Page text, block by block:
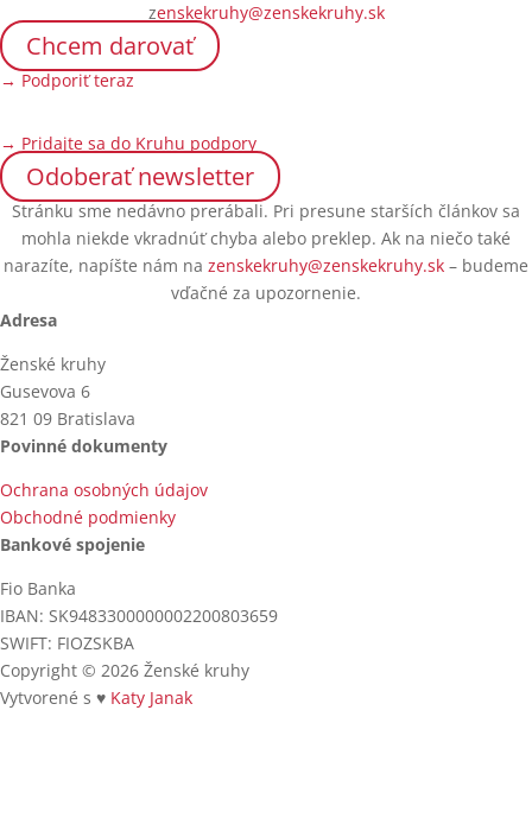
zenskekruhy@zenskekruhy.sk
Chcem darovať
→ Podporiť teraz
→ Pridajte sa do Kruhu podpory
Odoberať newsletter
Stránku sme nedávno prerábali. Pri presune starších článkov sa
mohla niekde vkradnúť chyba alebo preklep. Ak na niečo také
narazíte, napíšte nám na zenskekruhy@zenskekruhy.sk – budeme
vďačné za upozornenie.
Adresa
Ženské kruhy
Gusevova 6
821 09 Bratislava
Povinné dokumenty
Ochrana osobných údajov
Obchodné podmienky
Bankové spojenie
Fio Banka
IBAN: SK9483300000002200803659
SWIFT: FIOZSKBA
Copyright © 2026 Ženské kruhy
Vytvorené s ♥ Katy Janak